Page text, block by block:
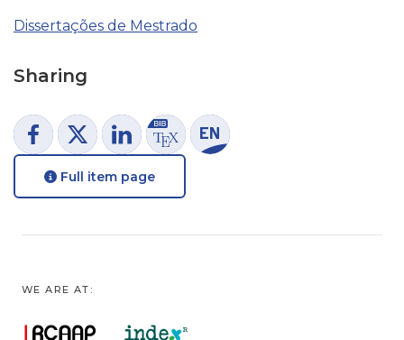
Dissertações de Mestrado
Sharing
Full item page
WE ARE AT: